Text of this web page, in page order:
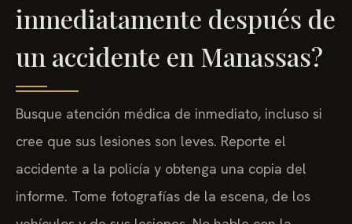
inmediatamente después de
un accidente en Manassas?
Busque atención médica de inmediato, incluso si
cree que sus lesiones son leves. Reporte el
accidente a la policía y obtenga una copia del
informe. Tome fotografías de la escena, de los